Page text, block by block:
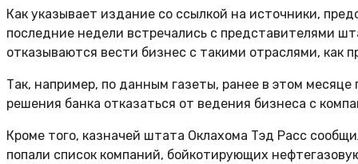
Как указывает издание со ссылкой на источники,
последние недели встречались с представителями
отказываются вести бизнес с такими отраслями, как
Так, например, по данным газеты, ранее в этом
решения банка отказаться от ведения бизнеса с
Кроме того, казначей штата Оклахома Тэд Расс
попали список компаний, бойкотирующих